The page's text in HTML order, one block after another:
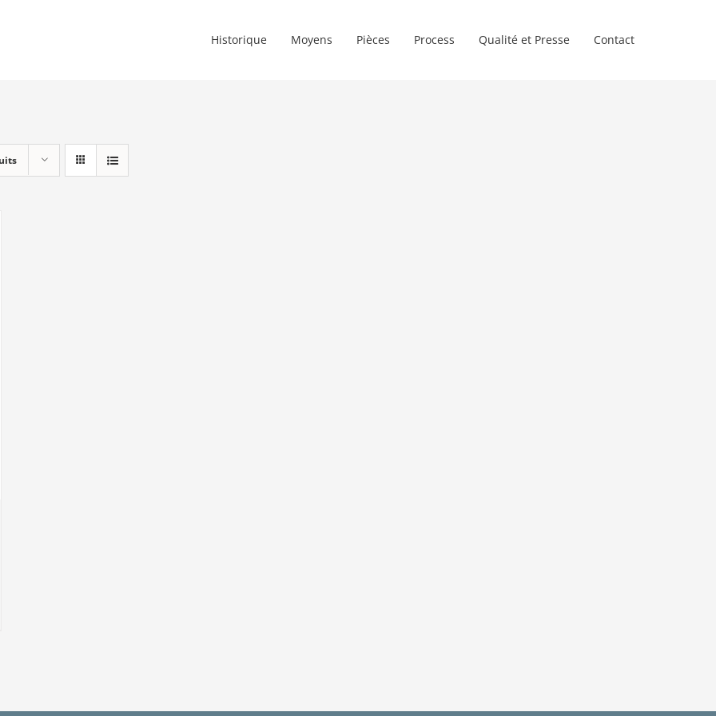
Historique Moyens Pièces Process Qualité et Presse Contact